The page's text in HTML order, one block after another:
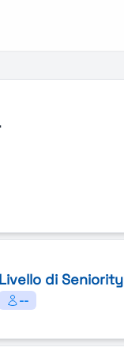
Livello di Seniority
--